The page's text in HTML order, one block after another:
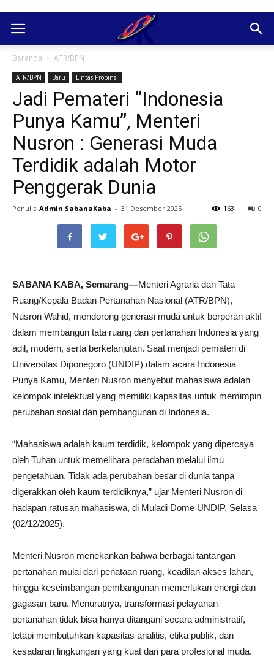
Beranda ATR/BPN
ATR/BPN Baru Lintas Propinsi
Jadi Pemateri “Indonesia
Punya Kamu”, Menteri
Nusron : Generasi Muda
Terdidik adalah Motor
Penggerak Dunia
Penulis Admin SabanaKaba - 31 Desember 2025 0
163
SABANA KABA, Semarang—Menteri Agraria dan Tata
Ruang/Kepala Badan Pertanahan Nasional (ATR/BPN),
Nusron Wahid, mendorong generasi muda untuk berperan aktif
dalam membangun tata ruang dan pertanahan Indonesia yang
adil, modern, serta berkelanjutan. Saat menjadi pemateri di
Universitas Diponegoro (UNDIP) dalam acara Indonesia
Punya Kamu, Menteri Nusron menyebut mahasiswa adalah
kelompok intelektual yang memiliki kapasitas untuk memimpin
perubahan sosial dan pembangunan di Indonesia.
“Mahasiswa adalah kaum terdidik, kelompok yang dipercaya
oleh Tuhan untuk memelihara peradaban melalui ilmu
pengetahuan. Tidak ada perubahan besar di dunia tanpa
digerakkan oleh kaum terdidiknya,” ujar Menteri Nusron di
hadapan ratusan mahasiswa, di Muladi Dome UNDIP, Selasa
(02/12/2025).
Menteri Nusron menekankan bahwa berbagai tantangan
pertanahan mulai dari penataan ruang, keadilan akses lahan,
hingga keseimbangan pembangunan memerlukan energi dan
gagasan baru. Menurutnya, transformasi pelayanan
pertanahan tidak bisa hanya ditangani secara administratif,
tetapi membutuhkan kapasitas analitis, etika publik, dan
kesadaran lingkungan yang kuat dari para profesional muda.